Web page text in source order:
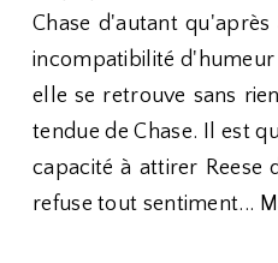
Chase d'autant
incompatibilité d'humeur
elle se retrouve sans
tendue de Chase. Il est
capacité à attirer Reese
refuse tout sentiment...